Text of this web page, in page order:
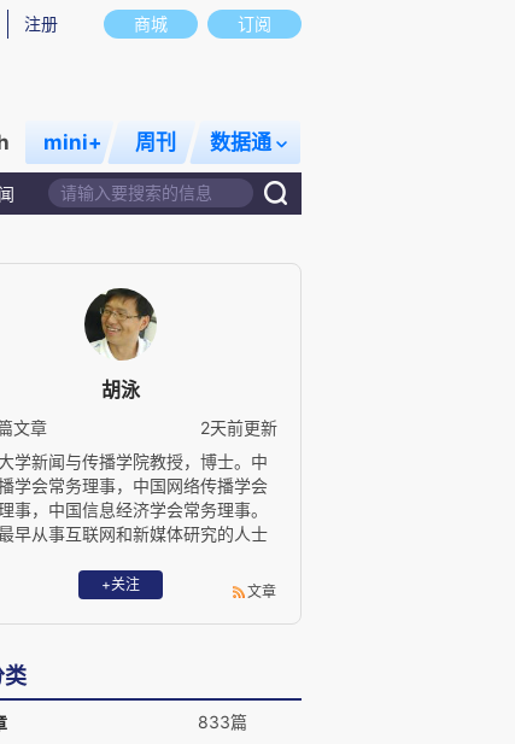
商城 订阅
注册
mini+ 周刊 数据通
胡泳
文章
2天前更新
学新闻与传播学院教授，博士。中
学会常务理事，中国网络传播学会
事，中国信息经济学会常务理事。
早从事互联网和新媒体研究的人士
早期发展的最有影响的启蒙者之一。
关注胡泳的微信公号：beingdigital，
字化时代的生活设计。
+关注 文章
类
833篇